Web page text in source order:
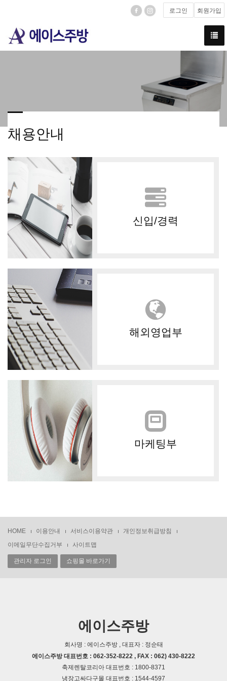
로그인 회원가입
채용안내
신입/경력
해외영업부
마케팅부
HOME 이용안내 서비스이용약관
개인정보취급방침
이메일무단수집거부
사이트맵
관리자 로그인 쇼핑몰 바로가기
에이스주방
회사명 : 에이스주방 , 대표자 : 정순태
에이스주방 대표번호 : 062-352-8222 , FAX : 062) 430-8222
축제렌탈코리아 대표번호 : 1800-8371
냉장고싸다구몰 대표번호 : 1544-4597